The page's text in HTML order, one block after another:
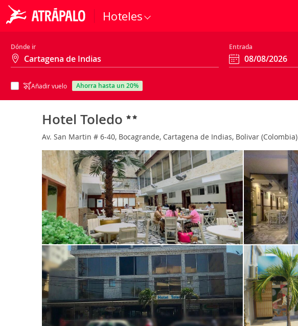
Hoteles
Dónde ir Entrada
Añadir vuelo ahorra hasta un 20%
Hotel Toledo
Av. San Martin # 6-40, Bocagrande, Cartagena de Indias, Bolivar (Colombia)